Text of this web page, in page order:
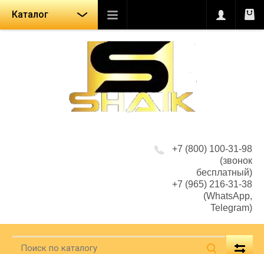
Каталог
+7 (800) 100-31-98
(звонок
бесплатный)
+7 (965) 216-31-38
(WhatsApp,
Telegram)